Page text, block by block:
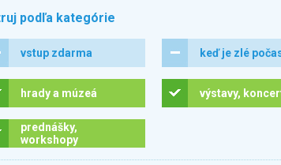
podľa kategórie
vstup zdarma keď je zlé
hrady a múzeá výstavy,
prednášky,
workshopy